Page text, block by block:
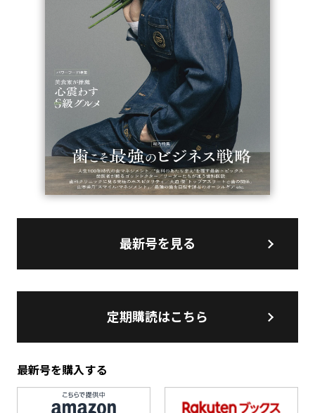
最新号を見る
定期購読はこちら
最新号を購入する